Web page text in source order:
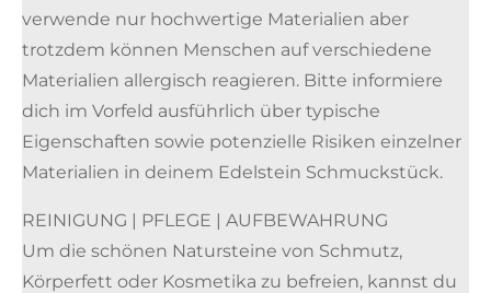
verwende nur hochwertige Materialien aber
trotzdem können Menschen auf verschiedene
Materialien allergisch reagieren. Bitte informiere
dich im Vorfeld ausführlich über typische
Eigenschaften sowie potenzielle Risiken einzelner
Materialien in deinem Edelstein Schmuckstück.
REINIGUNG | PFLEGE | AUFBEWAHRUNG
Um die schönen Natursteine von Schmutz,
Körperfett oder Kosmetika zu befreien, kannst du